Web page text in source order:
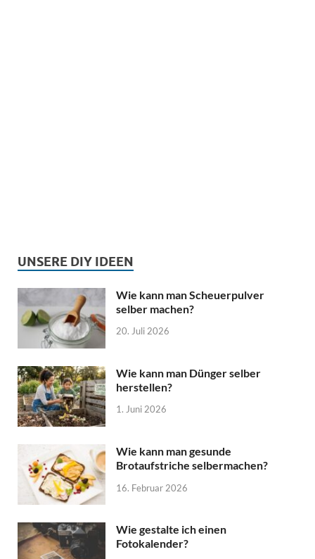
UNSERE DIY IDEEN
Wie kann man Scheuerpulver
selber machen?
20. Juli 2026
Wie kann man Dünger selber
herstellen?
1. Juni 2026
Wie kann man gesunde
Brotaufstriche selbermachen?
16. Februar 2026
Wie gestalte ich einen
Fotokalender?